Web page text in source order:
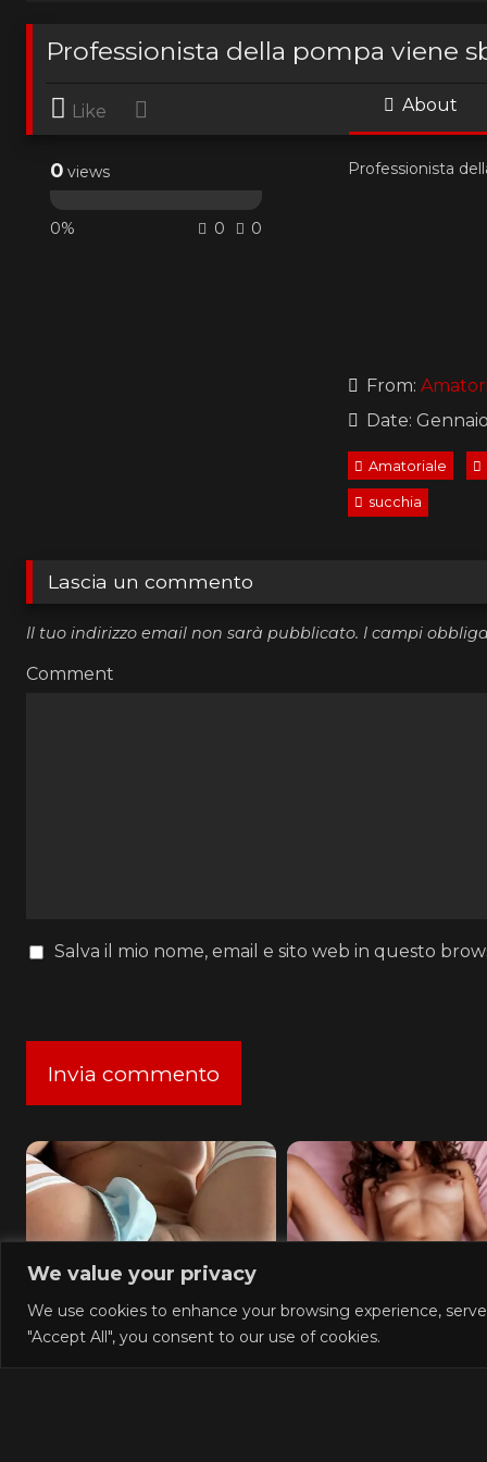
We value your privacy
We use cookies to enhance your browsing experience,
"Accept All", you consent to our use of cookies.
Professionista della pompa viene
Like About
0 views
0% 0 0
Professionista
From:
Date:
Amatoriale
succhia
Lascia un commento
Il tuo indirizzo email non sarà pubblicato. I campi
Comment
Salva il mio nome, email e sito web in questo
Columbus Wet Sluts 😈
AI Slut Generator -
your Fantasies to life